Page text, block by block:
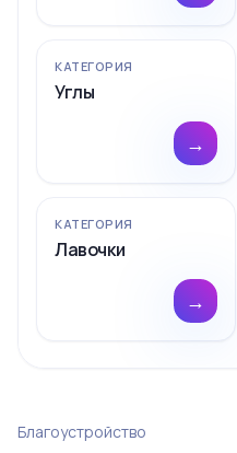
КАТЕГОРИЯ
Углы
→
КАТЕГОРИЯ
Лавочки
→
Благоустройство